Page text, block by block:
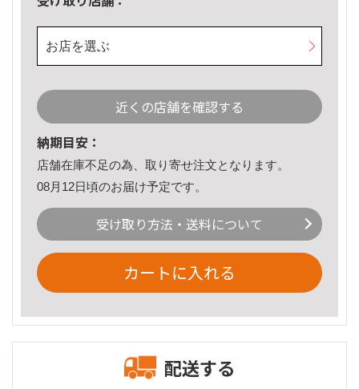
お店を選ぶ
近くの店舗を確認する
納期目安：
店舗在庫不足の為、取り寄せ注文となります。
08月12日頃のお届け予定です。
受け取り方法・送料について
カートに入れる
配送する